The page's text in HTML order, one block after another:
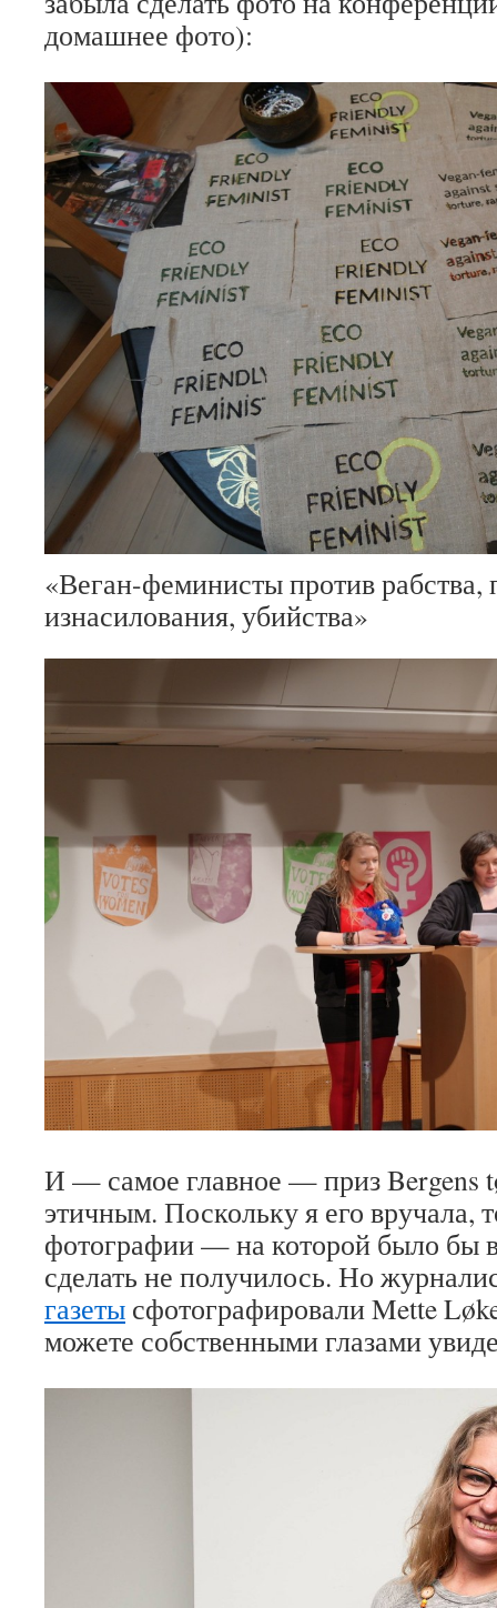
домашнее фото):
«Веган-феминисты против рабства,
изнасилования, убийства»
И — самое главное — приз Bergens
этичным. Поскольку я его вручала,
фотографии — на которой было бы
сделать не получилось. Но
газеты сфотографировали Mette
можете собственными глазами